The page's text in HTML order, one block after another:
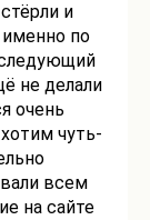
и
по
следующий
не делали
очень
чуть-
всем
на сайте